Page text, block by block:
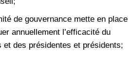
de gouvernance mette en place
annuellement l’efficacité du
des présidentes et présidents;